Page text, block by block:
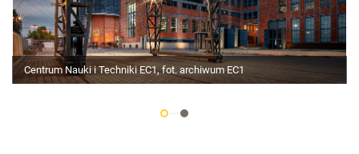
Centrum Nauki i Techniki EC1, fot. archiwum EC1